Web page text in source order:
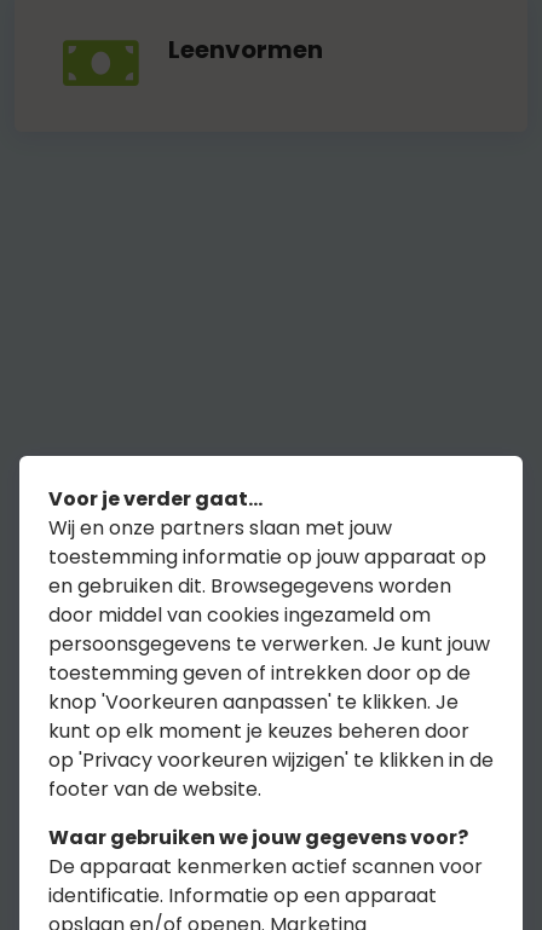
Leenvormen
Voor je verder gaat...
Wij en onze partners slaan met jouw
toestemming informatie op jouw apparaat op
en gebruiken dit. Browsegegevens worden
door middel van cookies ingezameld om
persoonsgegevens te verwerken. Je kunt jouw
toestemming geven of intrekken door op de
knop 'Voorkeuren aanpassen' te klikken. Je
kunt op elk moment je keuzes beheren door
op 'Privacy voorkeuren wijzigen' te klikken in de
footer van de website.
Waar gebruiken we jouw gegevens voor?
De apparaat kenmerken actief scannen voor
identificatie. Informatie op een apparaat
opslaan en/of openen. Marketing